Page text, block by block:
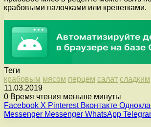
крабовыми палочками или креветками.
Теги
крабовым мясом перцем салат сладким
11.03.2019
0 Время чтения меньше минуты
Facebook X Pinterest Вконтакте
Messenger Messenger WhatsApp